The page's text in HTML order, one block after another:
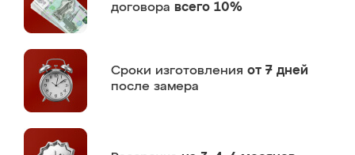
договора всего 10%
Сроки изготовления от 7 дней
после замера